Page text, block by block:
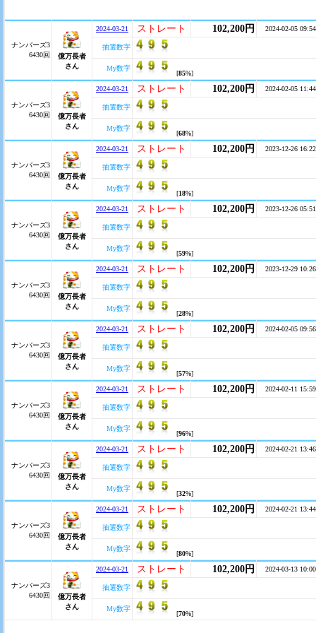
ナンバーズ3
6430回
億万長者
さん
2024-03-21 ストレート 102,200円 2024-02-05 09:54
抽選数字
My数字
[85%]
ナンバーズ3
6430回
億万長者
さん
2024-03-21 ストレート 102,200円 2024-02-05 11:44
抽選数字
My数字
[68%]
ナンバーズ3
6430回
億万長者
さん
2024-03-21 ストレート 102,200円 2023-12-26 16:22
抽選数字
My数字
[18%]
ナンバーズ3
6430回
億万長者
さん
2024-03-21 ストレート 102,200円 2023-12-26 05:51
抽選数字
My数字
[59%]
ナンバーズ3
6430回
億万長者
さん
2024-03-21 ストレート 102,200円 2023-12-29 10:26
抽選数字
My数字
[28%]
ナンバーズ3
6430回
億万長者
さん
2024-03-21 ストレート 102,200円 2024-02-05 09:56
抽選数字
My数字
[57%]
ナンバーズ3
6430回
億万長者
さん
2024-03-21 ストレート 102,200円 2024-02-11 15:59
抽選数字
My数字
[96%]
ナンバーズ3
6430回
億万長者
さん
2024-03-21 ストレート 102,200円 2024-02-21 13:46
抽選数字
My数字
[32%]
ナンバーズ3
6430回
億万長者
さん
2024-03-21 ストレート 102,200円 2024-02-21 13:44
抽選数字
My数字
[80%]
ナンバーズ3
6430回
億万長者
さん
2024-03-21 ストレート 102,200円 2024-03-13 10:00
抽選数字
My数字
[70%]